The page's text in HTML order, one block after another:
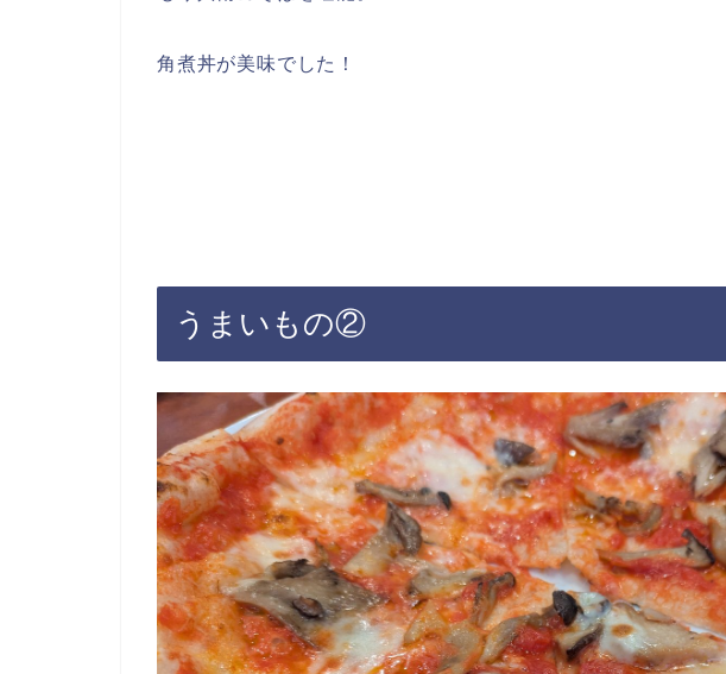
角煮丼が美味でした！
うまいもの②